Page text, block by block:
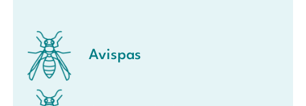
Avispas